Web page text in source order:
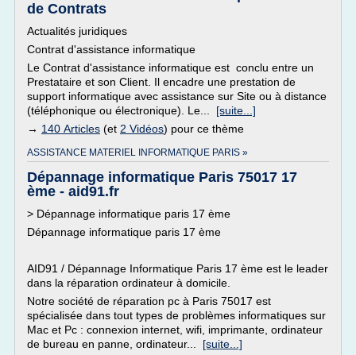
de Contrats
Actualités juridiques
Contrat d'assistance informatique
Le Contrat d'assistance informatique est conclu entre un
Prestataire et son Client. Il encadre une prestation de
support informatique avec assistance sur Site ou à distance
(téléphonique ou électronique). Le... [suite...]
→ 140 Articles (et 2 Vidéos) pour ce thème
ASSISTANCE MATERIEL INFORMATIQUE PARIS »
Dépannage informatique Paris 75017 17
ème - aid91.fr
> Dépannage informatique paris 17 ème
Dépannage informatique paris 17 ème
AID91 / Dépannage Informatique Paris 17 ème est le leader
dans la réparation ordinateur à domicile.
Notre société de réparation pc à Paris 75017 est
spécialisée dans tout types de problèmes informatiques sur
Mac et Pc : connexion internet, wifi, imprimante, ordinateur
de bureau en panne, ordinateur... [suite...]